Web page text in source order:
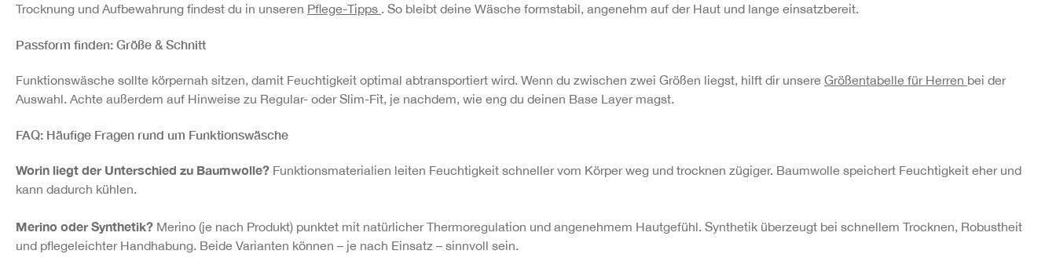
Trocknung und Aufbewahrung findest du in unseren Pflege-Tipps . So bleibt deine Wäsche formstabil, angenehm auf der Haut und lange einsatzbereit.
Passform finden: Größe & Schnitt
Funktionswäsche sollte körpernah sitzen, damit Feuchtigkeit optimal abtransportiert wird. Wenn du zwischen zwei Größen liegst, hilft dir unsere Größentabelle für Herren bei der
Auswahl. Achte außerdem auf Hinweise zu Regular- oder Slim-Fit, je nachdem, wie eng du deinen Base Layer magst.
FAQ: Häufige Fragen rund um Funktionswäsche
Worin liegt der Unterschied zu Baumwolle? Funktionsmaterialien leiten Feuchtigkeit schneller vom Körper weg und trocknen zügiger. Baumwolle speichert Feuchtigkeit eher und
kann dadurch kühlen.
Merino oder Synthetik? Merino (je nach Produkt) punktet mit natürlicher Thermoregulation und angenehmem Hautgefühl. Synthetik überzeugt bei schnellem Trocknen, Robustheit
und pflegeleichter Handhabung. Beide Varianten können – je nach Einsatz – sinnvoll sein.